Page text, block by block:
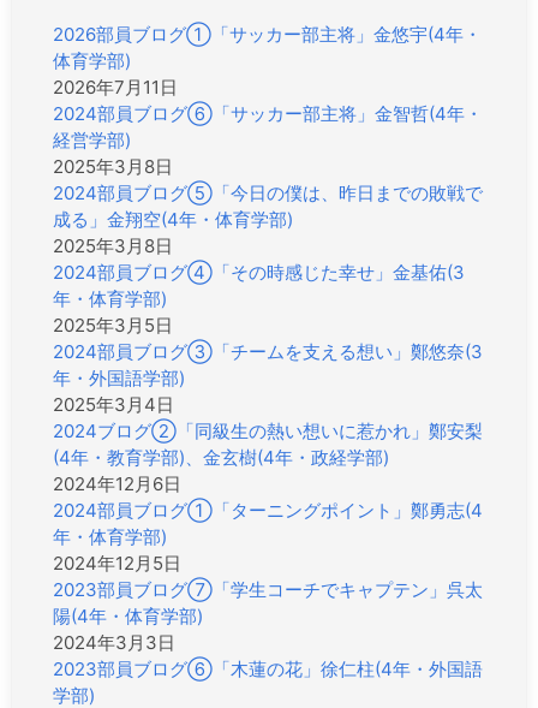
2026部員ブログ①「サッカー部主将」金悠宇(4年・
体育学部)
2026年7月11日
2024部員ブログ⑥「サッカー部主将」金智哲(4年・
経営学部)
2025年3月8日
2024部員ブログ⑤「今日の僕は、昨日までの敗戦で
成る」金翔空(4年・体育学部)
2025年3月8日
2024部員ブログ④「その時感じた幸せ」金基佑(3
年・体育学部)
2025年3月5日
2024部員ブログ③「チームを支える想い」鄭悠奈(3
年・外国語学部)
2025年3月4日
2024ブログ②「同級生の熱い想いに惹かれ」鄭安梨
(4年・教育学部)、金玄樹(4年・政経学部)
2024年12月6日
2024部員ブログ①「ターニングポイント」鄭勇志(4
年・体育学部)
2024年12月5日
2023部員ブログ⑦「学生コーチでキャプテン」呉太
陽(4年・体育学部)
2024年3月3日
2023部員ブログ⑥「木蓮の花」徐仁柱(4年・外国語
学部)